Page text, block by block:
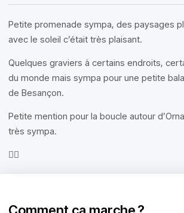
Petite promenade sympa, des paysages
avec le soleil c’était très plaisant.
Quelques graviers à certains endroits,
du monde mais sympa pour une petite
de Besançon.
Petite mention pour la boucle autour
très sympa.
✌🏻